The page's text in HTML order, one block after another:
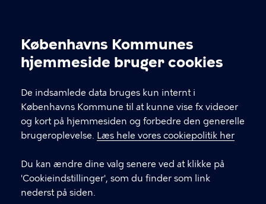
Cookieindstillinger
Københavns Kommunes
hjemmeside bruger cookies
De indsamlede data bruges kun internt i
Københavns Kommune til at kunne vise fx videoer
og kort på hjemmesiden og forbedre den generelle
brugeroplevelse. Læs hele vores cookiepolitik her
Du kan ændre dine valg senere ved at klikke på
'Cookieindstillinger', som du finder som link
nederst på siden.
info@avlu.dk
21 51 39 35
LINKS
Facebook
Instagram
Kontakt os